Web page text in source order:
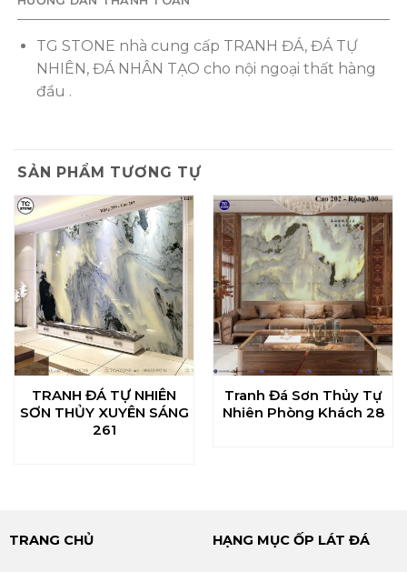
TG STONE nhà cung cấp TRANH ĐÁ, ĐÁ TỰ
NHIÊN, ĐÁ NHÂN TẠO cho nội ngoại thất hàng
đầu .
SẢN PHẨM TƯƠNG TỰ
TRANH ĐÁ TỰ NHIÊN
SƠN THỦY XUYÊN SÁNG
261
Tranh Đá Sơn Thủy Tự
Nhiên Phòng Khách 28
TRANG CHỦ HẠNG MỤC ỐP LÁT ĐÁ